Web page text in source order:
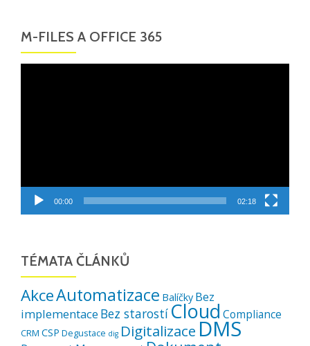
M-FILES A OFFICE 365
00:00 02:18
TÉMATA ČLÁNKŮ
AkceAutomatizace Balíčky Bez
implementace Bez starostí Cloud Compliance
CRM CSP Degustace dig Digitalizace DMS